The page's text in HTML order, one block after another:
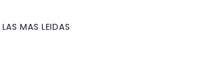
LAS MAS LEIDAS